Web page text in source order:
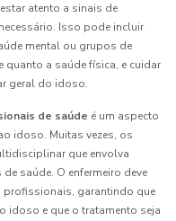
atento a sinais de
Isso pode incluir
mental ou grupos de
a saúde física, e cuidar
geral do idoso.
de saúde é um aspecto
idoso. Muitas vezes, os
que envolva
saúde. O enfermeiro deve
profissionais, garantindo que
idoso e que o tratamento seja